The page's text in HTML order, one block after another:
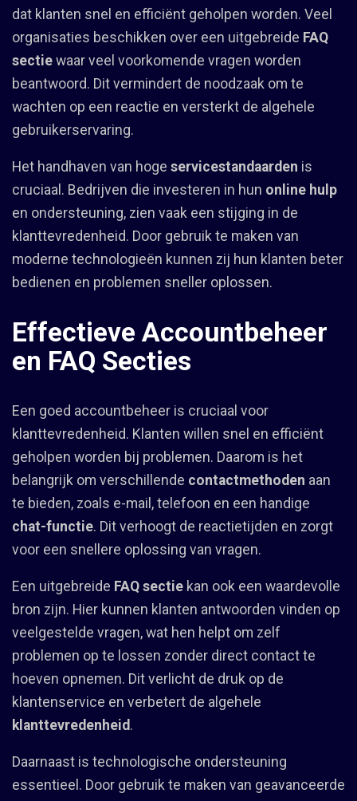
dat klanten snel en efficiënt geholpen worden. Veel
organisaties beschikken over een uitgebreide FAQ
sectie waar veel voorkomende vragen worden
beantwoord. Dit vermindert de noodzaak om te
wachten op een reactie en versterkt de algehele
gebruikerservaring.
Het handhaven van hoge servicestandaarden is
cruciaal. Bedrijven die investeren in hun online hulp
en ondersteuning, zien vaak een stijging in de
klanttevredenheid. Door gebruik te maken van
moderne technologieën kunnen zij hun klanten beter
bedienen en problemen sneller oplossen.
Effectieve Accountbeheer
en FAQ Secties
Een goed accountbeheer is cruciaal voor
klanttevredenheid. Klanten willen snel en efficiënt
geholpen worden bij problemen. Daarom is het
belangrijk om verschillende contactmethoden aan
te bieden, zoals e-mail, telefoon en een handige
chat-functie. Dit verhoogt de reactietijden en zorgt
voor een snellere oplossing van vragen.
Een uitgebreide FAQ sectie kan ook een waardevolle
bron zijn. Hier kunnen klanten antwoorden vinden op
veelgestelde vragen, wat hen helpt om zelf
problemen op te lossen zonder direct contact te
hoeven opnemen. Dit verlicht de druk op de
klantenservice en verbetert de algehele
klanttevredenheid .
Daarnaast is technologische ondersteuning
essentieel. Door gebruik te maken van geavanceerde